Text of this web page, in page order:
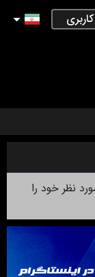
نظر خود را